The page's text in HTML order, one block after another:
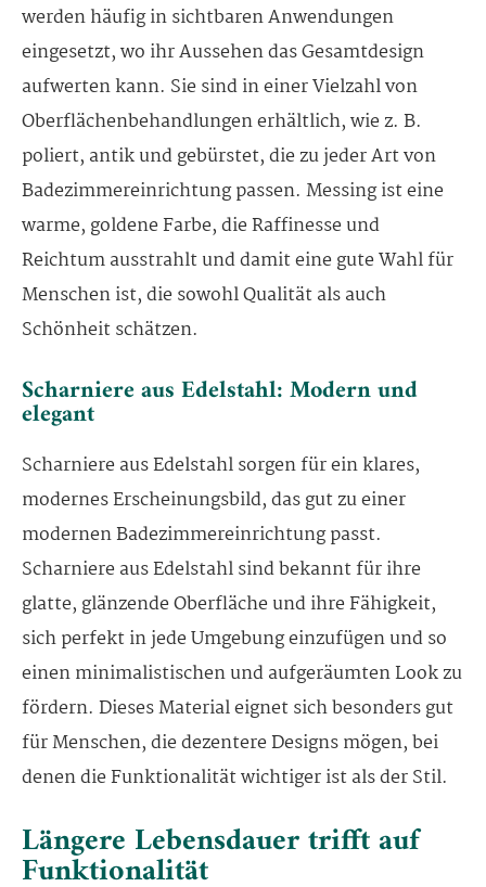
werden häufig in sichtbaren Anwendungen
eingesetzt, wo ihr Aussehen das Gesamtdesign
aufwerten kann. Sie sind in einer Vielzahl von
Oberflächenbehandlungen erhältlich, wie z. B.
poliert, antik und gebürstet, die zu jeder Art von
Badezimmereinrichtung passen. Messing ist eine
warme, goldene Farbe, die Raffinesse und
Reichtum ausstrahlt und damit eine gute Wahl für
Menschen ist, die sowohl Qualität als auch
Schönheit schätzen.
Scharniere aus Edelstahl: Modern und
elegant
Scharniere aus Edelstahl sorgen für ein klares,
modernes Erscheinungsbild, das gut zu einer
modernen Badezimmereinrichtung passt.
Scharniere aus Edelstahl sind bekannt für ihre
glatte, glänzende Oberfläche und ihre Fähigkeit,
sich perfekt in jede Umgebung einzufügen und so
einen minimalistischen und aufgeräumten Look zu
fördern. Dieses Material eignet sich besonders gut
für Menschen, die dezentere Designs mögen, bei
denen die Funktionalität wichtiger ist als der Stil.
Längere Lebensdauer trifft auf
Funktionalität